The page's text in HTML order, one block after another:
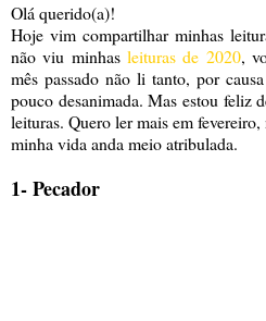
Olá querido(a)!
Hoje vim compartilhar minhas
não viu minhasleituras de 2020,
mês passado não li tanto, por
pouco desanimada. Mas estou feliz
leituras. Quero ler mais em
minha vida anda meio atribulada.
1- Pecador